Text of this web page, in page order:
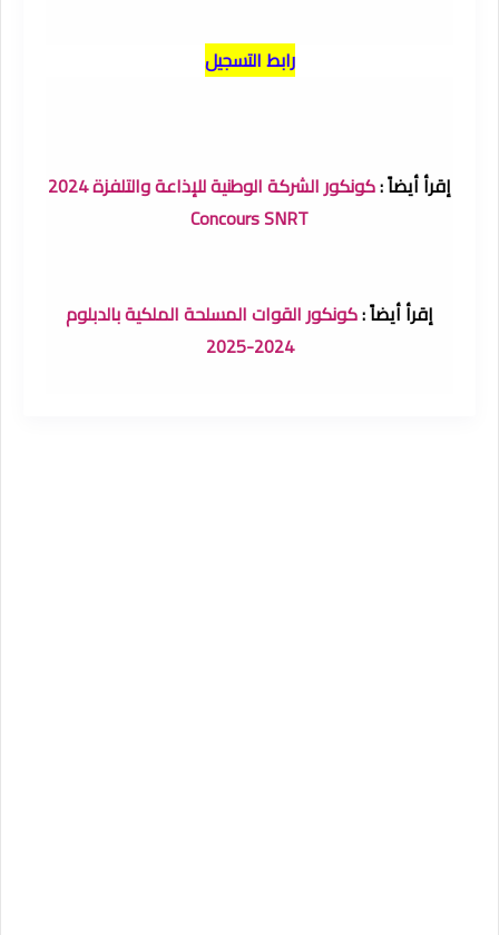
رابط التسجيل
إقرأ أيضاً :
كونكور الشركة الوطنية للإذاعة والتلفزة 2024
Concours SNRT
إقرأ أيضاً :كونكور القوات المسلحة الملكية بالدبلوم
2024-2025